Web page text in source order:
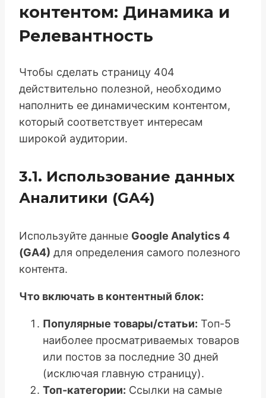
контентом: Динамика и
Релевантность
Чтобы сделать страницу 404
действительно полезной, необходимо
наполнить ее динамическим контентом,
который соответствует интересам
широкой аудитории.
3.1. Использование данных
Аналитики (GA4)
Используйте данные Google Analytics 4
(GA4) для определения самого полезного
контента.
Что включать в контентный блок:
Популярные товары/статьи: Топ-5
наиболее просматриваемых товаров
или постов за последние 30 дней
(исключая главную страницу).
Топ-категории: Ссылки на самые